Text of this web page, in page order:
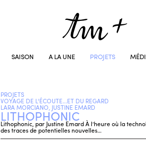
SAISON A LA UNE PROJETS
PROJETS
VOYAGE DE L'ÉCOUTE...ET DU REGARD
LARA MORCIANO, JUSTINE EMARD
LITHOPHONIC
Lithophonic, par Justine Emard À l’heure où la
des traces de potentielles nouvelles…